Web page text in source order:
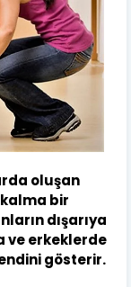
oluşan
bir
dışarıya
ve erkeklerde
gösterir.